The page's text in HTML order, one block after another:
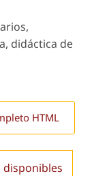
didáctica de
HTML
disponibles